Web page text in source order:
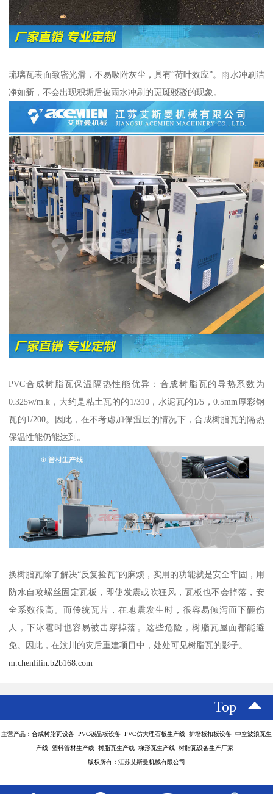
琉璃瓦表面致密光滑，不易吸附灰尘，具有“荷叶效应”。雨水冲刷洁
净如新，不会出现积垢后被雨水冲刷的斑斑驳驳的现象。
PVC合成树脂瓦保温隔热性能优异：合成树脂瓦的导热系数为
0.325w/m.k，大约是粘土瓦的的1/310，水泥瓦的1/5，0.5mm厚彩钢
瓦的1/200。因此，在不考虑加保温层的情况下，合成树脂瓦的隔热
保温性能仍能达到。
换树脂瓦除了解决“反复捡瓦”的麻烦，实用的功能就是安全牢固，用
防水自攻螺丝固定瓦板，即使发震或吹狂风，瓦板也不会掉落，安
全系数很高。而传统瓦片，在地震发生时，很容易倾泻而下砸伤
人，下冰雹时也容易被击穿掉落。这些危险，树脂瓦屋面都能避
免。因此，在汶川的灾后重建项目中，处处可见树脂瓦的影子。
m.chenlilin.b2b168.com
Top
主营产品：合成树脂瓦设备 PVC碳晶板设备 PVC仿大理石板生产线 护墙板扣板设备 中空波浪瓦生
产线 塑料管材生产线 树脂瓦生产线 梯形瓦生产线 树脂瓦设备生产厂家
版权所有：江苏艾斯曼机械有限公司